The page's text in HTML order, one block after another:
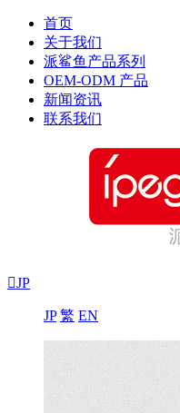
首页
关于我们
派鲨鱼产品系列
OEM-ODM 产品
新闻资讯
联系我们
JP
JP 繁 EN